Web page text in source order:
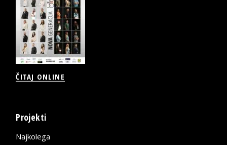
ČITAJ ONLINE
Projekti
Najkolega